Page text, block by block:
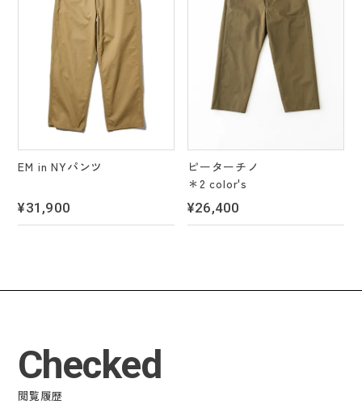
EM in NYパンツ
¥31,900
ピーターチノ
＊2 color's
¥26,400
Checked
閲覧履歴